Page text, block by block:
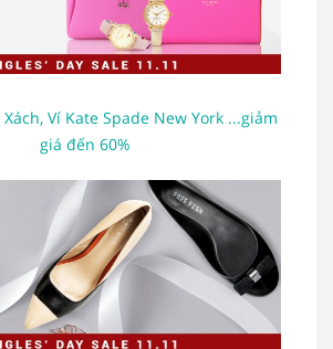
Ví Kate Spade New York ...giảm
giá đến 60%